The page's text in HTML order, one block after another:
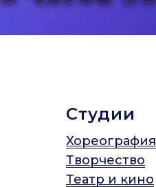
Студии
Хореография
Творчество
Театр и кино